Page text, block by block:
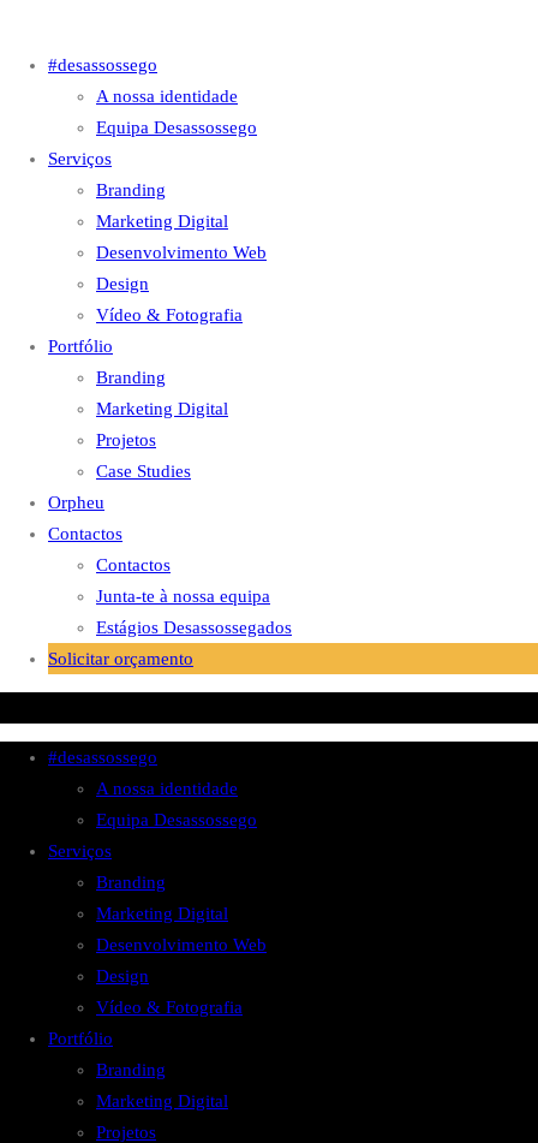
#desassossego
A nossa identidade
Equipa Desassossego
Serviços
Branding
Marketing Digital
Desenvolvimento Web
Design
Vídeo & Fotografia
Portfólio
Branding
Marketing Digital
Projetos
Case Studies
Orpheu
Contactos
Contactos
Junta-te à nossa equipa
Estágios Desassossegados
Solicitar orçamento
#desassossego
A nossa identidade
Equipa Desassossego
Serviços
Branding
Marketing Digital
Desenvolvimento Web
Design
Vídeo & Fotografia
Portfólio
Branding
Marketing Digital
Projetos